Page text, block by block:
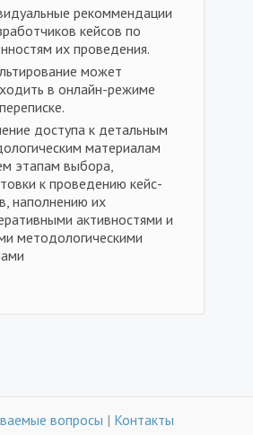
рекоммендации
кейсов по
их проведения.
может
в онлайн-режиме
доступа к детальным
материалам
этапам выбора,
к проведению кейс-
наполнению их
активностями и
методологическими
вопросы | Контакты